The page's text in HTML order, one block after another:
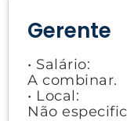
Gerente
• Salário:
A combinar.
• Local:
Não